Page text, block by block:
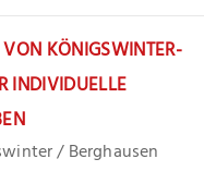
KÖNIGSWINTER-
INDIVIDUELLE
/ Berghausen